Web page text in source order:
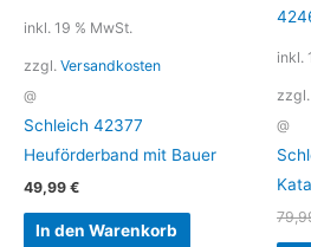
inkl. 19 % MwSt.
zzgl. Versandkosten
@
Schleich 42377
Heuförderband mit Bauer
49,99 €
In den Warenkorb
inkl.
zzgl.
@